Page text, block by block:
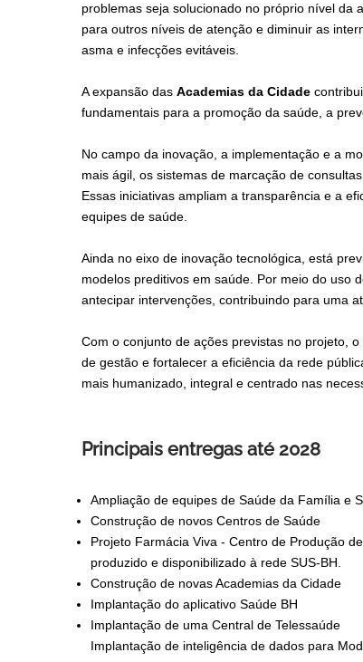
problemas seja solucionado no próprio nível da
para outros níveis de atenção e diminuir as
asma e infecções evitáveis.
A expansão das Academias da Cidade
fundamentais para a promoção da saúde, a
No campo da inovação, a implementação e a
mais ágil, os sistemas de marcação de
Essas iniciativas ampliam a transparência e a
equipes de saúde.
Ainda no eixo de inovação tecnológica, está
modelos preditivos em saúde. Por meio do uso
antecipar intervenções, contribuindo para uma
Com o conjunto de ações previstas no projeto,
de gestão e fortalecer a eficiência da rede
mais humanizado, integral e centrado nas
Principais entregas até 2028
Ampliação de equipes de Saúde da Família e
Construção de novos Centros de Saúde
Projeto Farmácia Viva - Centro de Produção
produzido e disponibilizado à rede SUS-BH.
Construção de novas Academias da Cidade
Implantação do aplicativo Saúde BH
Implantação de uma Central de Telessaúde
Implantação de inteligência de dados para